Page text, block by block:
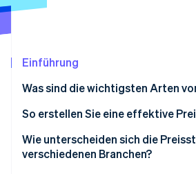
Climate
CO₂-Entnahme
Identity
Einführung
Was sind die wichtigsten Arten
Kostenbasierte Preisgestaltung
Wertorientierte Preisgestaltung
So erstellen Sie eine effektive
Verstehen, welchen Wert Sie
Wie unterscheiden sich die
verschiedenen Branchen?